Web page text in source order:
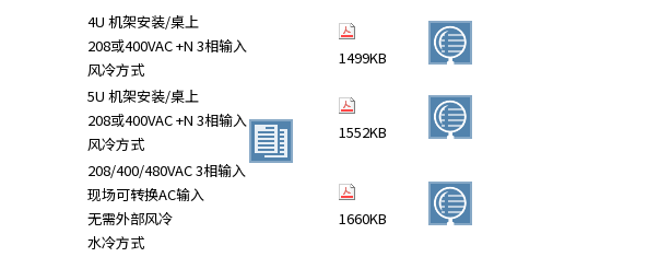
4U 机架安装/桌上
208或400VAC +N 3相输入
风冷方式
1499KB
5U 机架安装/桌上
208或400VAC +N 3相输入
风冷方式
1552KB
208/400/480VAC 3相输入
现场可转换AC输入
无需外部风冷
水冷方式
1660KB